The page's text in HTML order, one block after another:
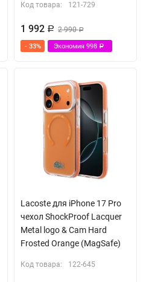
Код товара: 121-729
1 992 Р 2 990Р
- 33% Экономия 998 Р
Lacoste для iPhone 17 Pro
чехол ShockProof Lacquer
Metal logo & Cam Hard
Frosted Orange (MagSafe)
Код товара: 122-645